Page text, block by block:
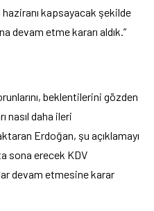
kapsayacak şekilde
devam etme kararı aldık.”
beklentilerini gözden
nasıl daha ileri
Erdoğan, şu açıklamayı
sona erecek KDV
devam etmesine karar